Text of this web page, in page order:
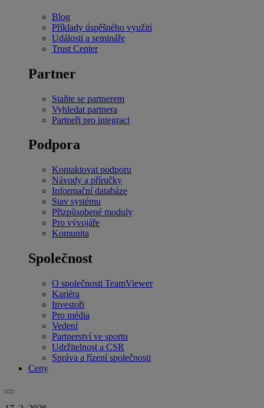
Blog
Příklady úspěšného využití
Události a semináře
Trust Center
Partner
Staňte se partnerem
Vyhledat partnera
Partneři pro integraci
Podpora
Kontaktovat podporu
Návody a příručky
Informační databáze
Stav systému
Přizpůsobené moduly
Pro vývojáře
Komunita
Společnost
O společnosti TeamViewer
Kariéra
Investoři
Pro média
Vedení
Partnerství ve sportu
Udržitelnost a CSR
Správa a řízení společnosti
Ceny